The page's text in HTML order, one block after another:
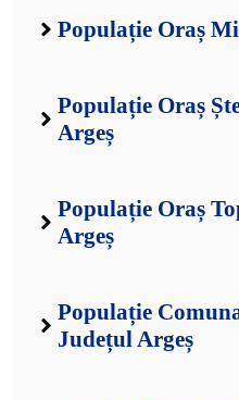
Populație Oraș
Populație Oraș
Argeș
Populație Oraș
Argeș
Populație
Județul Argeș